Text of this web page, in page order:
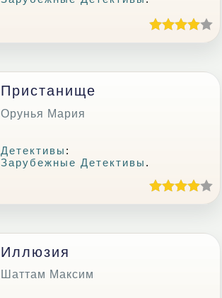
Пристанище
Орунья Мария
Детективы :
Зарубежные Детективы .
Иллюзия
Шаттам Максим